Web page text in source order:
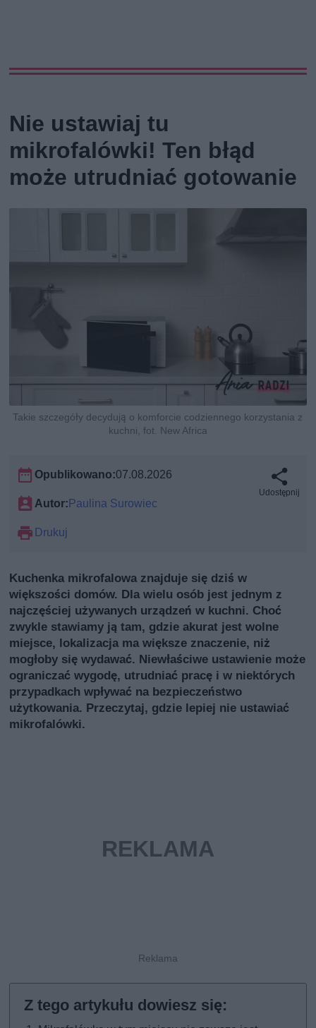
Nie ustawiaj tu
mikrofalówki! Ten błąd
może utrudniać gotowanie
Takie szczegóły decydują o komforcie codziennego korzystania z
kuchni, fot. New Africa
Opublikowano:07.08.2026
Autor: Paulina Surowiec
Drukuj
Udostępnij
Kuchenka mikrofalowa znajduje się dziś w
większości domów. Dla wielu osób jest jednym z
najczęściej używanych urządzeń w kuchni. Choć
zwykle stawiamy ją tam, gdzie akurat jest wolne
miejsce, lokalizacja ma większe znaczenie, niż
mogłoby się wydawać. Niewłaściwe ustawienie może
ograniczać wygodę, utrudniać pracę i w niektórych
przypadkach wpływać na bezpieczeństwo
użytkowania. Przeczytaj, gdzie lepiej nie ustawiać
mikrofalówki.